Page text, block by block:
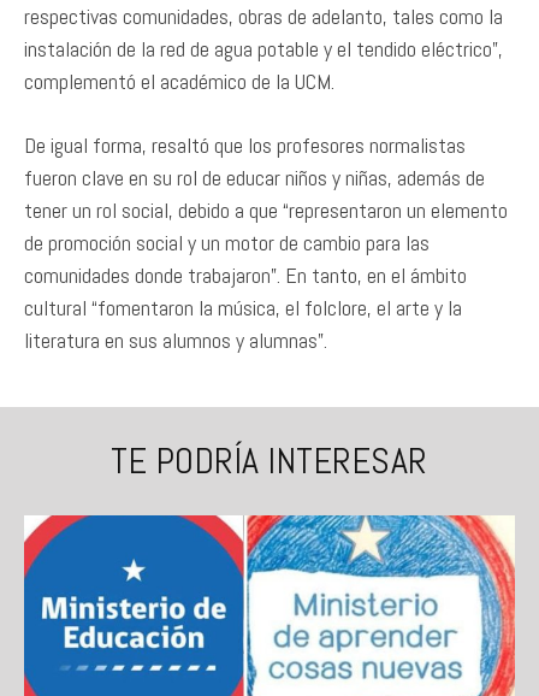
respectivas comunidades, obras de adelanto, tales como la
instalación de la red de agua potable y el tendido eléctrico”,
complementó el académico de la UCM.
De igual forma, resaltó que los profesores normalistas
fueron clave en su rol de educar niños y niñas, además de
tener un rol social, debido a que “representaron un elemento
de promoción social y un motor de cambio para las
comunidades donde trabajaron”. En tanto, en el ámbito
cultural “fomentaron la música, el folclore, el arte y la
literatura en sus alumnos y alumnas”.
TE PODRÍA INTERESAR